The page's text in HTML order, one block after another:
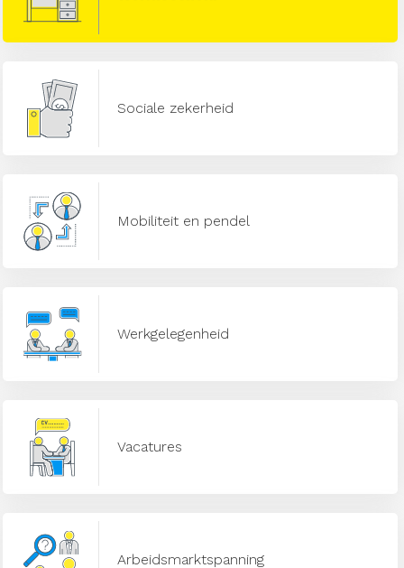
Sociale zekerheid
Mobiliteit en pendel
Werkgelegenheid
Vacatures
Arbeidsmarktspanning